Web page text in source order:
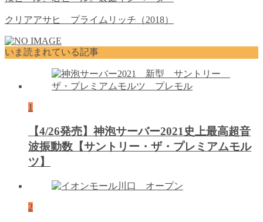
クリアアサヒ プライムリッチ（2018）
いま読まれている記事
1
【4/26発売】神泡サーバー2021史上最高超音
波振動数【サントリー・ザ・プレミアムモル
ツ】
2